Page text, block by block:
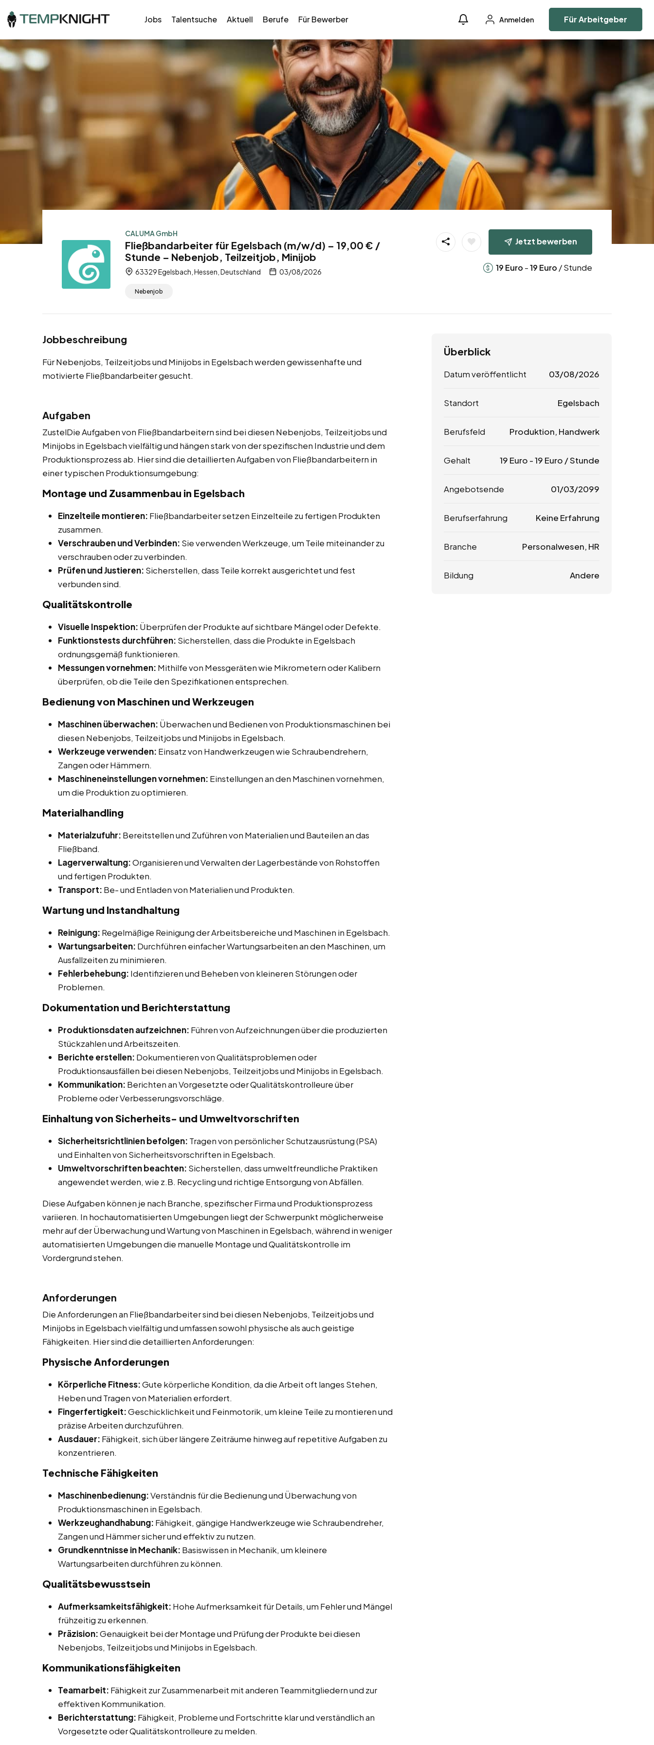
Jobs Talentsuche Aktuell Berufe Für Bewerber Anmelden Für Arbeitgeber
CALUMA GmbH
Fließbandarbeiter für Egelsbach (m/w/d) – 19,00 € /
Stunde – Nebenjob, Teilzeitjob, Minijob
63329 Egelsbach, Hessen, Deutschland 03/08/2026
Nebenjob
Jetzt bewerben
19 Euro -19 Euro / Stunde
Jobbeschreibung
Für Nebenjobs, Teilzeitjobs und Minijobs in Egelsbach werden gewissenhafte und
motivierte Fließbandarbeiter gesucht.
Aufgaben
ZustelDie Aufgaben von Fließbandarbeitern sind bei diesen Nebenjobs, Teilzeitjobs und
Minijobs in Egelsbach vielfältig und hängen stark von der spezifischen Industrie und dem
Produktionsprozess ab. Hier sind die detaillierten Aufgaben von Fließbandarbeitern in
einer typischen Produktionsumgebung:
Montage und Zusammenbau in Egelsbach
Einzelteile montieren: Fließbandarbeiter setzen Einzelteile zu fertigen Produkten
zusammen.
Verschrauben und Verbinden: Sie verwenden Werkzeuge, um Teile miteinander zu
verschrauben oder zu verbinden.
Prüfen und Justieren: Sicherstellen, dass Teile korrekt ausgerichtet und fest
verbunden sind.
Qualitätskontrolle
Visuelle Inspektion: Überprüfen der Produkte auf sichtbare Mängel oder Defekte.
Funktionstests durchführen: Sicherstellen, dass die Produkte in Egelsbach
ordnungsgemäß funktionieren.
Messungen vornehmen: Mithilfe von Messgeräten wie Mikrometern oder Kalibern
überprüfen, ob die Teile den Spezifikationen entsprechen.
Bedienung von Maschinen und Werkzeugen
Maschinen überwachen: Überwachen und Bedienen von Produktionsmaschinen bei
diesen Nebenjobs, Teilzeitjobs und Minijobs in Egelsbach.
Werkzeuge verwenden: Einsatz von Handwerkzeugen wie Schraubendrehern,
Zangen oder Hämmern.
Maschineneinstellungen vornehmen: Einstellungen an den Maschinen vornehmen,
um die Produktion zu optimieren.
Materialhandling
Materialzufuhr: Bereitstellen und Zuführen von Materialien und Bauteilen an das
Fließband.
Lagerverwaltung:Organisieren und Verwalten der Lagerbestände von Rohstoffen
und fertigen Produkten.
Transport: Be- und Entladen von Materialien und Produkten.
Wartung und Instandhaltung
Reinigung: Regelmäßige Reinigung der Arbeitsbereiche und Maschinen in Egelsbach.
Wartungsarbeiten: Durchführen einfacher Wartungsarbeiten an den Maschinen, um
Ausfallzeiten zu minimieren.
Fehlerbehebung: Identifizieren und Beheben von kleineren Störungen oder
Problemen.
Dokumentation und Berichterstattung
Produktionsdaten aufzeichnen: Führen von Aufzeichnungen über die produzierten
Stückzahlen und Arbeitszeiten.
Berichte erstellen: Dokumentieren von Qualitätsproblemen oder
Produktionsausfällen bei diesen Nebenjobs, Teilzeitjobs und Minijobs in Egelsbach.
Kommunikation: Berichten an Vorgesetzte oder Qualitätskontrolleure über
Probleme oder Verbesserungsvorschläge.
Einhaltung von Sicherheits- und Umweltvorschriften
Sicherheitsrichtlinien befolgen: Tragen von persönlicher Schutzausrüstung (PSA)
und Einhalten von Sicherheitsvorschriften in Egelsbach.
Umweltvorschriften beachten: Sicherstellen, dass umweltfreundliche Praktiken
angewendet werden, wie z.B. Recycling und richtige Entsorgung von Abfällen.
Diese Aufgaben können je nach Branche, spezifischer Firma und Produktionsprozess
variieren. In hochautomatisierten Umgebungen liegt der Schwerpunkt möglicherweise
mehr auf der Überwachung und Wartung von Maschinen in Egelsbach, während in weniger
automatisierten Umgebungen die manuelle Montage und Qualitätskontrolle im
Vordergrund stehen.
Anforderungen
Die Anforderungen an Fließbandarbeiter sind bei diesen Nebenjobs, Teilzeitjobs und
Minijobs in Egelsbach vielfältig und umfassen sowohl physische als auch geistige
Fähigkeiten. Hier sind die detaillierten Anforderungen:
Physische Anforderungen
Körperliche Fitness:Gute körperliche Kondition, da die Arbeit oft langes Stehen,
Heben und Tragen von Materialien erfordert.
Fingerfertigkeit:Geschicklichkeit und Feinmotorik, um kleine Teile zu montieren und
präzise Arbeiten durchzuführen.
Ausdauer: Fähigkeit, sich über längere Zeiträume hinweg auf repetitive Aufgaben zu
konzentrieren.
Technische Fähigkeiten
Maschinenbedienung:Verständnis für die Bedienung und Überwachung von
Produktionsmaschinen in Egelsbach.
Werkzeughandhabung: Fähigkeit, gängige Handwerkzeuge wie Schraubendreher,
Zangen und Hämmer sicher und effektiv zu nutzen.
Grundkenntnisse in Mechanik: Basiswissen in Mechanik, um kleinere
Wartungsarbeiten durchführen zu können.
Qualitätsbewusstsein
Aufmerksamkeitsfähigkeit: Hohe Aufmerksamkeit für Details, um Fehler und Mängel
frühzeitig zu erkennen.
Präzision:Genauigkeit bei der Montage und Prüfung der Produkte bei diesen
Nebenjobs, Teilzeitjobs und Minijobs in Egelsbach.
Kommunikationsfähigkeiten
Teamarbeit: Fähigkeit zur Zusammenarbeit mit anderen Teammitgliedern und zur
effektiven Kommunikation.
Berichterstattung: Fähigkeit, Probleme und Fortschritte klar und verständlich an
Vorgesetzte oder Qualitätskontrolleure zu melden.
Überblick
Datum veröffentlicht 03/08/2026
Standort Egelsbach
Berufsfeld Produktion, Handwerk
Gehalt 19 Euro -19 Euro / Stunde
Angebotsende 01/03/2099
Berufserfahrung Keine Erfahrung
Branche Personalwesen, HR
Bildung Andere